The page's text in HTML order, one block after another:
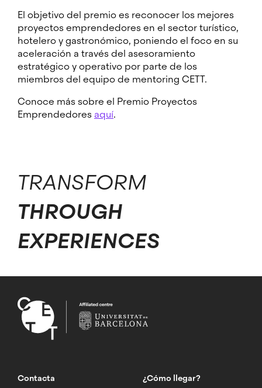
El objetivo del premio es reconocer los mejores
proyectos emprendedores en el sector turístico,
hotelero y gastronómico, poniendo el foco en su
aceleración a través del asesoramiento
estratégico y operativo por parte de los
miembros del equipo de mentoring CETT.
Conoce más sobre el Premio Proyectos
Emprendedores aquí.
TRANSFORM
THROUGH
EXPERIENCES
Contacta
¿Cómo llegar?